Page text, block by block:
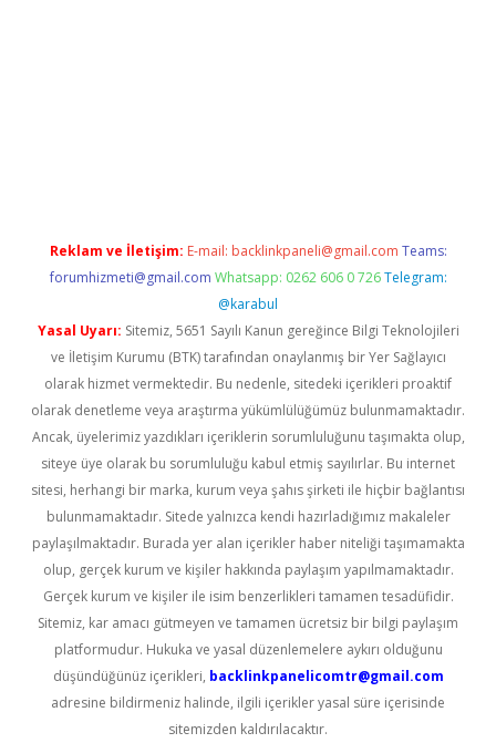
Reklam ve İletişim: E-mail: backlinkpaneli@gmail.com Teams:
forumhizmeti@gmail.com Whatsapp: 0262 606 0 726 Telegram:
@karabul
Yasal Uyarı: Sitemiz, 5651 Sayılı Kanun gereğince Bilgi Teknolojileri
ve İletişim Kurumu (BTK) tarafından onaylanmış bir Yer Sağlayıcı
olarak hizmet vermektedir. Bu nedenle, sitedeki içerikleri proaktif
olarak denetleme veya araştırma yükümlülüğümüz bulunmamaktadır.
Ancak, üyelerimiz yazdıkları içeriklerin sorumluluğunu taşımakta olup,
siteye üye olarak bu sorumluluğu kabul etmiş sayılırlar. Bu internet
sitesi, herhangi bir marka, kurum veya şahıs şirketi ile hiçbir bağlantısı
bulunmamaktadır. Sitede yalnızca kendi hazırladığımız makaleler
paylaşılmaktadır. Burada yer alan içerikler haber niteliği taşımamakta
olup, gerçek kurum ve kişiler hakkında paylaşım yapılmamaktadır.
Gerçek kurum ve kişiler ile isim benzerlikleri tamamen tesadüfidir.
Sitemiz, kar amacı gütmeyen ve tamamen ücretsiz bir bilgi paylaşım
platformudur. Hukuka ve yasal düzenlemelere aykırı olduğunu
düşündüğünüz içerikleri, backlinkpanelicomtr@gmail.com
adresine bildirmeniz halinde, ilgili içerikler yasal süre içerisinde
sitemizden kaldırılacaktır.